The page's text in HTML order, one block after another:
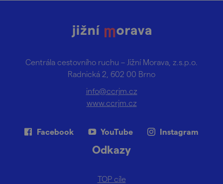
Centrála cestovního ruchu – Jižní Morava, z.s.p.o.
Radnická 2, 602 00 Brno
info@ccrjm.cz
www.ccrjm.cz
Facebook YouTube Instagram
Odkazy
TOP cíle